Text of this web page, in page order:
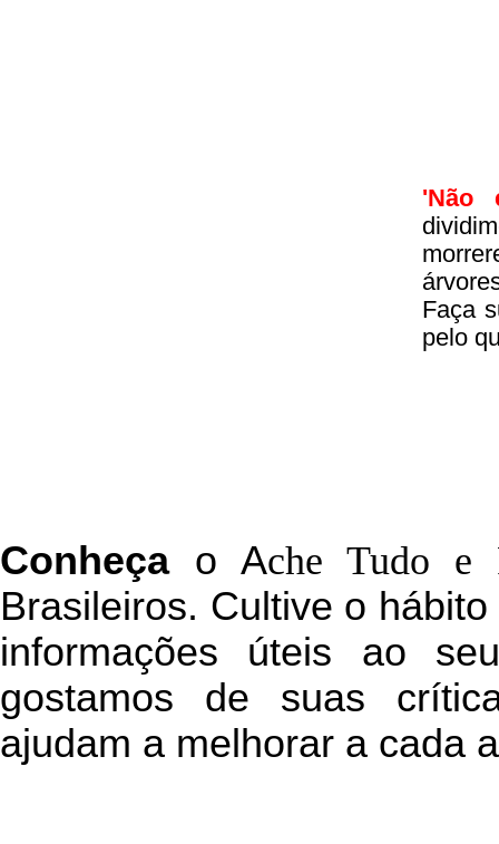
'Não
Faça
pelo
Conheçao Ache Tudo e
Brasileiros. Cultive o
informações úteis ao
gostamos de suas
ajudam a melhorar a cada